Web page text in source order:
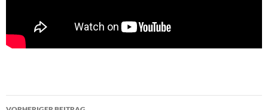
Beitragsnavigation